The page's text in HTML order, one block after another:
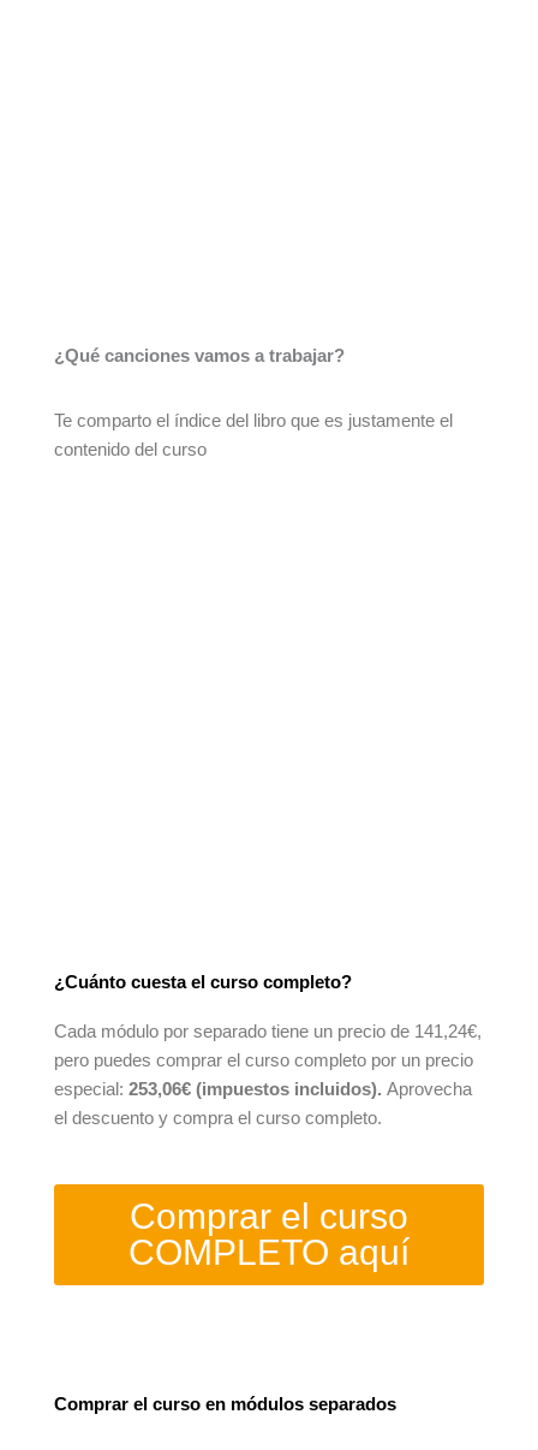
¿Qué canciones vamos a trabajar?
Te comparto el índice del libro que es justamente el
contenido del curso
¿Cuánto cuesta el curso completo?
Cada módulo por separado tiene un precio de 141,24€,
pero puedes comprar el curso completo por un precio
especial: 253,06€ (impuestos incluidos). Aprovecha
el descuento y compra el curso completo.
Comprar el curso
COMPLETO aquí
Comprar el curso en módulos separados